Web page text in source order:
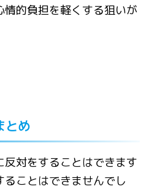
的負担を軽くする狙いが
とめ
対をすることはできます
ことはできませんでし